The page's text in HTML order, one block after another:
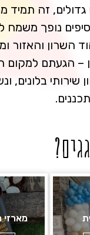
גדולים, זה תמיד
נופך משמח
השרון והאזור
– הגעתם למקום
שירותי